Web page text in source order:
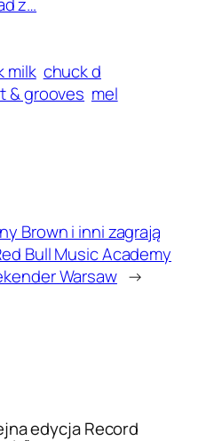
milk chuck d
& grooves mel
Brown i inni zagrają
Bull Music Academy
Warsaw →
edycja Record